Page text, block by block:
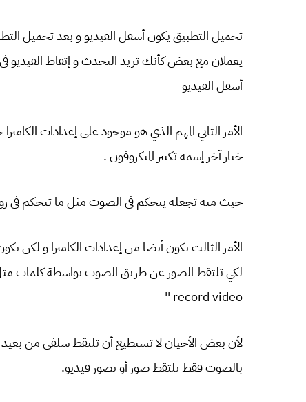
تحميل التطبيق يكون أسفل الفيديو و بعد تحميل
يعملان مع بعض كأنك تريد التحدث و إتقاط الفيديو
أسفل الفيديو
الأمر الثاني المهم الذي هو موجود على إعدادات
خبار آخر إسمه تكبير الميكروفون .
حيث منه تجعله يتحكم في الصوت مثل ما تتحكم في
الأمر الثالث يكون أيضا من إعدادات الكاميرا و لكن
record video ''
لأن بعض الأحيان لا تستطيع أن تلتقط سلفي من
بالصوت فقط تلتقط صور أو تصور فيديو.